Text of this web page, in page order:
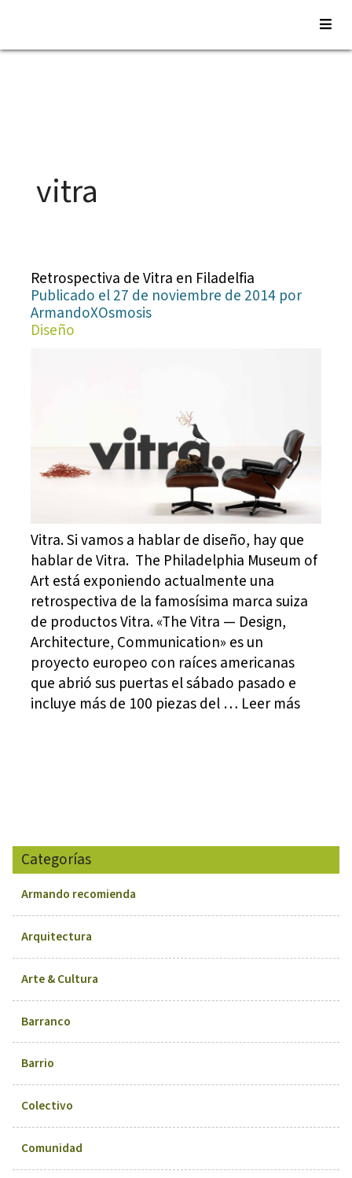
Saltar
vitra
Retrospectiva de Vitra en Filadelfia
Publicado el 27 de noviembre de 2014 por
ArmandoXOsmosis
Diseño
Vitra. Si vamos a hablar de diseño, hay que
hablar de Vitra. The Philadelphia Museum of
Art está exponiendo actualmente una
retrospectiva de la famosísima marca suiza
de productos Vitra. «The Vitra — Design,
Architecture, Communication» es un
proyecto europeo con raíces americanas
que abrió sus puertas el sábado pasado e
incluye más de 100 piezas del … Leer más
Categorías
Armando recomienda
Arquitectura
Arte & Cultura
Barranco
Barrio
Colectivo
Comunidad